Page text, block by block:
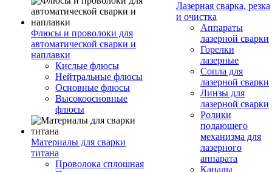
Флюсы и проволоки для
автоматической сварки и
наплавки
Кислые флюсы
Нейтральные флюсы
Основные флюсы
Высокоосновные
флюсы
Материалы для сварки
титана
Проволока сплошная
Лазерная сварка, резка
и очистка
Аппараты
лазерной сварки
Горелки
лазерные
Сопла для
лазерной сварки
Линзы для
лазерной сварки
Ролики
подающего
механизма для
лазерного
аппарата
Каналы